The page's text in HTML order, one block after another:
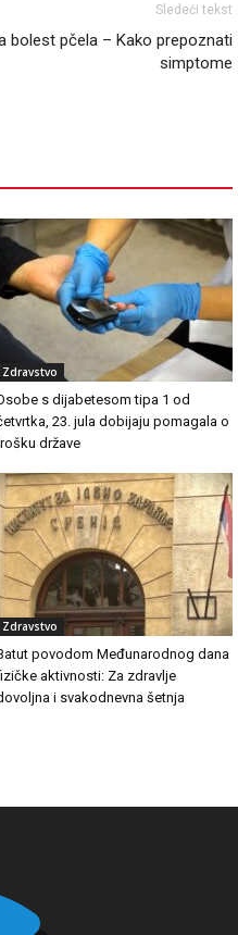
Sledeći tekst
bolest pčela – Kako prepoznati
simptome
Zdravstvo
s dijabetesom tipa 1 od
23. jula dobijaju pomagala o
države
Zdravstvo
povodom Međunarodnog dana
aktivnosti: Za zdravlje
i svakodnevna šetnja